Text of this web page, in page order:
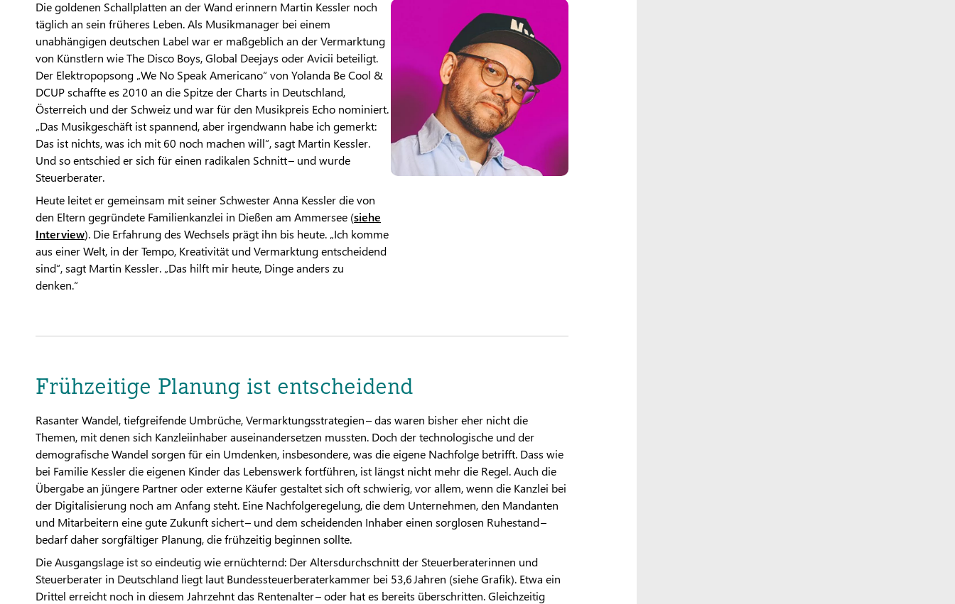
Die goldenen Schallplatten an der Wand erinnern Martin Kessler noch
täglich an sein früheres Leben. Als Musikmanager bei einem
unabhängigen deutschen Label war er maßgeblich an der Vermarktung
von Künstlern wie The Disco Boys, Global Deejays oder Avicii beteiligt.
Der Elektropopsong „We No Speak Americano“ von Yolanda Be Cool &
DCUP schaffte es 2010 an die Spitze der Charts in Deutschland,
Österreich und der Schweiz und war für den Musikpreis Echo nominiert.
„Das Musikgeschäft ist spannend, aber irgendwann habe ich gemerkt:
Das ist nichts, was ich mit 60 noch machen will“, sagt Martin Kessler.
Und so entschied er sich für einen radikalen Schnitt – und wurde
Steuerberater.
Heute leitet er gemeinsam mit seiner Schwester Anna Kessler die von
den Eltern gegründete Familienkanzlei in Dießen am Ammersee (siehe
Interview). Die Erfahrung des Wechsels prägt ihn bis heute. „Ich komme
aus einer Welt, in der Tempo, Kreativität und Vermarktung entscheidend
sind“, sagt Martin Kessler. „Das hilft mir heute, Dinge anders zu
denken.“
Frühzeitige Planung ist entscheidend
Rasanter Wandel, tiefgreifende Umbrüche, Vermarktungsstrategien – das waren bisher eher nicht die
Themen, mit denen sich Kanzleiinhaber auseinandersetzen mussten. Doch der technologische und der
demografische Wandel sorgen für ein Umdenken, insbesondere, was die eigene Nachfolge betrifft. Dass wie
bei Familie Kessler die eigenen Kinder das Lebenswerk fortführen, ist längst nicht mehr die Regel. Auch die
Übergabe an jüngere Partner oder externe Käufer gestaltet sich oft schwierig, vor allem, wenn die Kanzlei bei
der Digitalisierung noch am Anfang steht. Eine Nachfolgeregelung, die dem Unternehmen, den Mandanten
und Mitarbeitern eine gute Zukunft sichert – und dem scheidenden Inhaber einen sorglosen Ruhestand –
bedarf daher sorgfältiger Planung, die frühzeitig beginnen sollte.
Die Ausgangslage ist so eindeutig wie ernüchternd: Der Altersdurchschnitt der Steuerberaterinnen und
Steuerberater in Deutschland liegt laut Bundessteuerberaterkammer bei 53,6 Jahren (siehe Grafik). Etwa ein
Drittel erreicht noch in diesem Jahrzehnt das Rentenalter – oder hat es bereits überschritten. Gleichzeitig